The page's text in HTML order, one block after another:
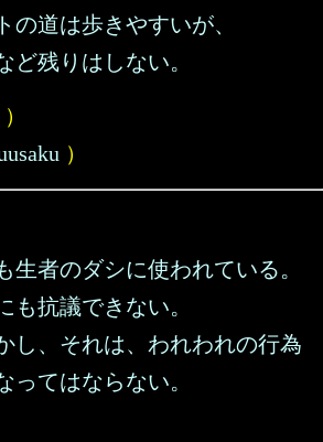
の道は歩きやすいが、
ど残りはしない。
）
）
生者のダシに使われている。
も抗議できない。
し、それは、われわれの行為
ってはならない。